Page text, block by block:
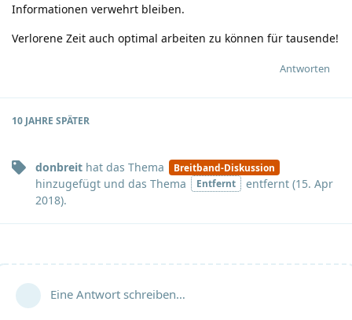
Informationen verwehrt bleiben.
Verlorene Zeit auch optimal arbeiten zu können für tausende!
Antworten
10 JAHRE SPÄTER
donbreit hat das Thema Breitband-Diskussion
hinzugefügt und das Thema Entfernt entfernt (15. Apr
2018).
Eine Antwort schreiben…